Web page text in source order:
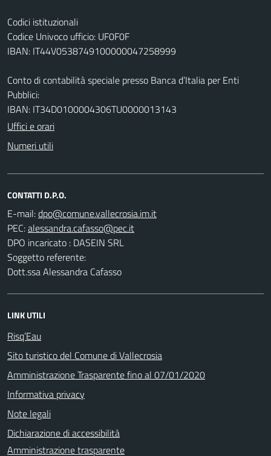
Codici istituzionali
Codice Univoco ufficio: UF0F0F
IBAN: IT44V0538749100000047258999
Conto di contabilità speciale presso Banca d’Italia per Enti
Pubblici:
IBAN: IT34D0100004306TU0000013143
Uffici e orari
Numeri utili
CONTATTI D.P.O.
E-mail:
PEC:
DPO incaricato : DASEIN SRL
Soggetto referente:
Dott.ssa Alessandra Cafasso
LINK UTILI
Risq’Eau
Sito turistico del Comune di Vallecrosia
Amministrazione Trasparente fino al 07/01/2020
Informativa privacy
Note legali
Dichiarazione di accessibilità
Amministrazione trasparente